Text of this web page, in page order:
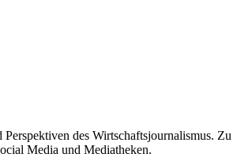
des Wirtschaftsjournalismus. Zu
Media und Mediatheken.